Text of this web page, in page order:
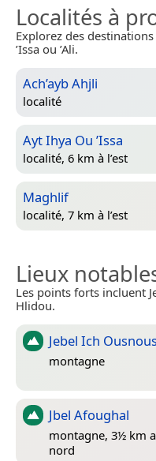
Localités à
Explorez des
’Issa ou ’Ali.
Ach’ayb Ahjli
localité
Ayt Ihya Ou ’Issa
localité, 6 km à l’est
Maghlif
localité, 7 km à l’est
Lieux
Les points forts incluent
Hlidou.
Jebel Ich Ousnous
montagne
Jbel Afoughal
montagne, 3½ km
nord